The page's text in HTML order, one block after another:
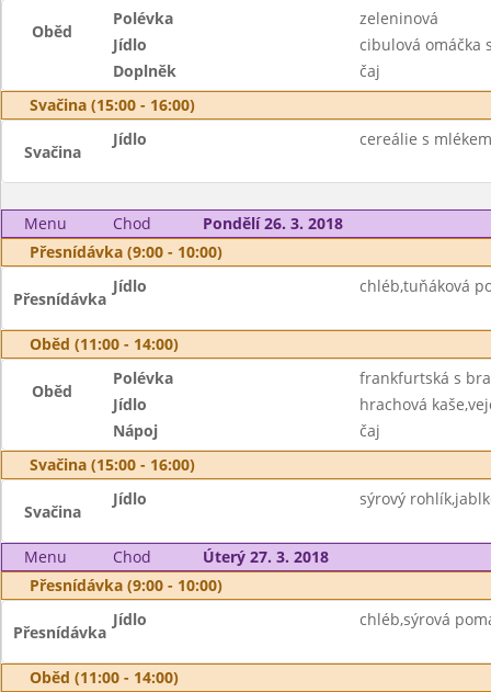
Oběd
Polévka
zeleninová
Jídlo
cibulová omáčka
Doplněk
čaj
Svačina (15:00 - 16:00)
Svačina
Jídlo cereálie s
Menu Chod
Pondělí 26. 3. 2018
Přesnídávka (9:00 - 10:00)
Přesnídávka
Jídlo chléb,tuňáková
Oběd (11:00 - 14:00)
Oběd
Polévka
frankfurtská s
Jídlo
hrachová
Nápoj
čaj
Svačina (15:00 - 16:00)
Svačina
Jídlo sýrový
Menu Chod
Úterý 27. 3. 2018
Přesnídávka (9:00 - 10:00)
Přesnídávka
Jídlo chléb,sýrová
Oběd (11:00 - 14:00)